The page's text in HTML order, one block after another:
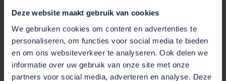
Deze website maakt gebruik van cookies
We gebruiken cookies om content en advertenties te
personaliseren, om functies voor social media te bieden
en om ons websiteverkeer te analyseren. Ook delen we
informatie over uw gebruik van onze site met onze
partners voor social media, adverteren en analyse. Deze
SCHAKELEN EN VEILIGHEID
Rem voor: BR-MT420, Hydr. Disc
Brake (180)